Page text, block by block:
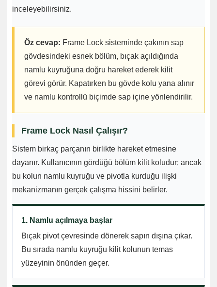
inceleyebilirsiniz.
Öz cevap: Frame Lock sisteminde çakının sap
gövdesindeki esnek bölüm, bıçak açıldığında
namlu kuyruğuna doğru hareket ederek kilit
görevi görür. Kapatırken bu gövde kolu yana alınır
ve namlu kontrollü biçimde sap içine yönlendirilir.
Frame Lock Nasıl Çalışır?
Sistem birkaç parçanın birlikte hareket etmesine
dayanır. Kullanıcının gördüğü bölüm kilit koludur; ancak
bu kolun namlu kuyruğu ve pivotla kurduğu ilişki
mekanizmanın gerçek çalışma hissini belirler.
1. Namlu açılmaya başlar
Bıçak pivot çevresinde dönerek sapın dışına çıkar.
Bu sırada namlu kuyruğu kilit kolunun temas
yüzeyinin önünden geçer.